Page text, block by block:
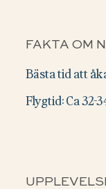
FAKTA OM
Bästa tid att
Flygtid: Ca 32-